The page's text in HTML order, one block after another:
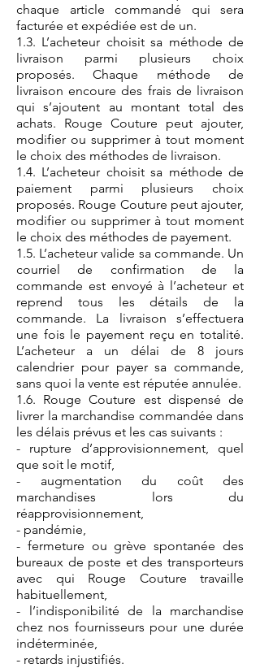
chaque article commandé qui sera
facturée et expédiée est de un.
1.3. L’acheteur choisit sa méthode de
livraison parmi plusieurs choix
proposés. Chaque méthode de
livraison encoure des frais de livraison
qui s’ajoutent au montant total des
achats. Rouge Couture peut ajouter,
modifier ou supprimer à tout moment
le choix des méthodes de livraison.
1.4. L’acheteur choisit sa méthode de
paiement parmi plusieurs choix
proposés. Rouge Couture peut ajouter,
modifier ou supprimer à tout moment
le choix des méthodes de payement.
1.5. L’acheteur valide sa commande. Un
courriel de confirmation de la
commande est envoyé à l’acheteur et
reprend tous les détails de la
commande. La livraison s’effectuera
une fois le payement reçu en totalité.
L’acheteur a un délai de 8 jours
calendrier pour payer sa commande,
sans quoi la vente est réputée annulée.
1.6. Rouge Couture est dispensé de
livrer la marchandise commandée dans
les délais prévus et les cas suivants :
- rupture d’approvisionnement, quel
que soit le motif,
- augmentation du coût des
marchandises lors du
réapprovisionnement,
- pandémie,
- fermeture ou grève spontanée des
bureaux de poste et des transporteurs
avec qui Rouge Couture travaille
habituellement,
- l’indisponibilité de la marchandise
chez nos fournisseurs pour une durée
indéterminée,
- retards injustifiés.